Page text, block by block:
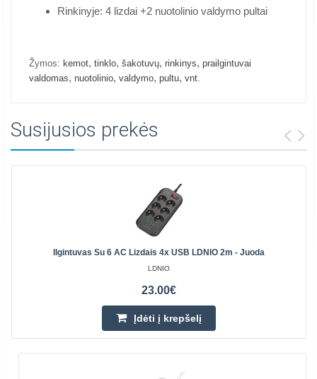
Rinkinyje: 4 lizdai +2 nuotolinio valdymo pultai
Žymos: kemot, tinklo, šakotuvų, rinkinys, prailgintuvai
valdomas, nuotolinio, valdymo, pultu, vnt.
Susijusios prekės
Ilgintuvas Su 6 AC Lizdais 4x USB LDNIO 2m - Juoda
LDNIO
23.00€
Įdėti į krepšelį